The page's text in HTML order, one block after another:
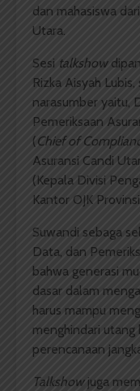
dan mahasiswa
Utara.
Sesi talkshow
Rizka Aisyah
narasumber yaitu,
Pemeriksaan
(Chief of
Asuransi Candi
(Kepala Divisi
Kantor OJK
Suwandi sebaga
Data, dan
bahwa generasi
dasar dalam
harus mampu
menghindari
perencanaan
Talkshow juga